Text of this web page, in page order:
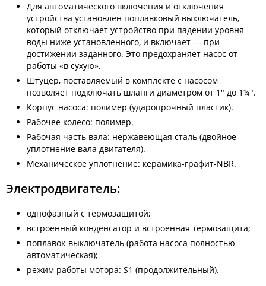
Для автоматического включения и отключения
устройства установлен поплавковый выключатель,
который отключает устройство при падении уровня
воды ниже установленного, и включает — при
достижении заданного. Это предохраняет насос от
работы «в сухую».
Штуцер, поставляемый в комплекте с насосом
позволяет подключать шланги диаметром от 1" до 1¼".
Корпус насоса: полимер (ударопрочный пластик).
Рабочее колесо: полимер.
Рабочая часть вала: нержавеющая сталь (двойное
уплотнение вала двигателя).
Механическое уплотнение: керамика-графит-NBR.
Электродвигатель:
однофазный с термозащитой;
встроенный конденсатор и встроенная термозащита;
поплавок-выключатель (работа насоса полностью
автоматическая);
режим работы мотора: S1 (продолжительный).